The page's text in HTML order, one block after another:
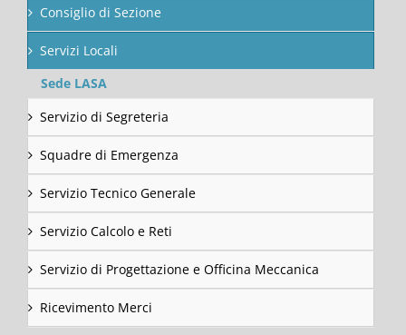
Consiglio di Sezione
Servizi Locali
Sede LASA
Servizio di Segreteria
Squadre di Emergenza
Servizio Tecnico Generale
Servizio Calcolo e Reti
Servizio di Progettazione e Officina Meccanica
Ricevimento Merci